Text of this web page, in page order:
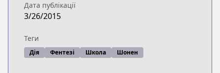
Дата публікації
3/26/2015
Теги
Дія Фентезі Школа Шонен